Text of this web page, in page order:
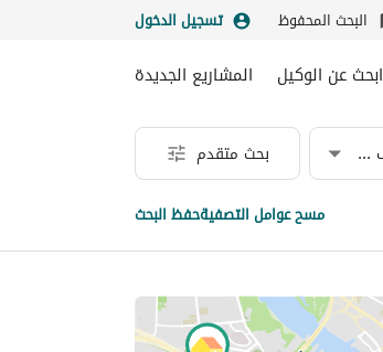
البحث المحفوظ تسجيل الدخول
ابحث عن الوكيل المشاريع الجديدة
عدد الغرف & الحمامات بحث متقدم
مسح عوامل التصفيةحفظ البحث